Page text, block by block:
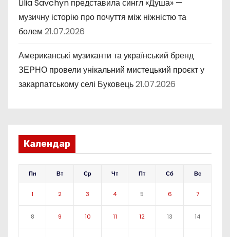
Lilia Savchyn представила сингл «Душа» —
музичну історію про почуття між ніжністю та
болем 21.07.2026
Американські музиканти та український бренд
ЗЕРНО провели унікальний мистецький проєкт у
закарпатському селі Буковець21.07.2026
Календар
Пн Вт Ср Чт Пт Сб Вс
1 2 3 4 5 6 7
8 9 10 11 12 13 14